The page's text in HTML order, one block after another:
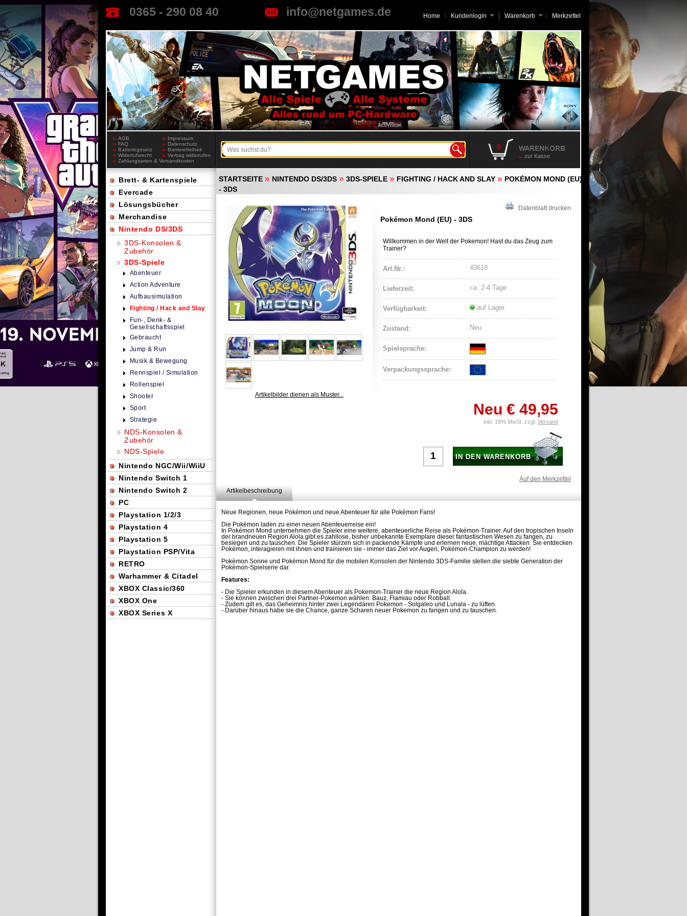
0365 - 290 08 40 info@netgames.de Home Kundenlogin Merkzettel
Warenkorb
AGB
Impressum
FAQ
Datenschutz
Batteriegesetz
Barrierefreiheit
Widerrufsrecht
Vertrag widerrufen
Zahlungsarten & Versandkosten
0
zur Kasse
STARTSEITE » NINTENDO DS/3DS » 3DS-SPIELE » FIGHTING / HACK AND SLAY » POKÉMON MOND (EU)
- 3DS
Artikelbilder dienen als Muster...
Datenblatt drucken
Pokémon Mond (EU) - 3DS
Willkommen in der Welt der Pokemon! Hast du das Zeug zum
Trainer?
Art.Nr.: 43618
Lieferzeit: ca. 2-4 Tage
Verfügbarkeit: auf Lager
Zustand: Neu
Spielsprache:
Verpackungssprache:
Neu € 49,95
inkl. 19% MwSt. zzgl. Versand
IN DEN WARENKORB
Auf den Merkzettel
Artikelbeschreibung
Neue Regionen, neue Pokémon und neue Abenteuer für alle Pokémon Fans!
Die Pokémon laden zu einer neuen Abenteuerreise ein!
In Pokémon Mond unternehmen die Spieler eine weitere, abenteuerliche Reise als Pokémon-Trainer. Auf den tropischen Inseln
der brandneuen Region Alola gibt es zahllose, bisher unbekannte Exemplare dieser fantastischen Wesen zu fangen, zu
besiegen und zu tauschen. Die Spieler stürzen sich in packende Kämpfe und erlernen neue, mächtige Attacken. Sie entdecken
Pokémon, interagieren mit ihnen und trainieren sie - immer das Ziel vor Augen, Pokémon-Champion zu werden!
Pokémon Sonne und Pokémon Mond für die mobilen Konsolen der Nintendo 3DS-Familie stellen die siebte Generation der
Pokémon-Spielserie dar.
Features:
- Die Spieler erkunden in diesem Abenteuer als Pokemon-Trainer die neue Region Alola.
- Sie können zwischen drei Partner-Pokemon wählen: Bauz, Flamiau oder Robball.
- Zudem gilt es, das Geheimnis hinter zwei Legendären Pokemon - Solgaleo und Lunala - zu lüften.
- Darüber hinaus habe sie die Chance, ganze Scharen neuer Pokemon zu fangen und zu tauschen.
Brett- & Kartenspiele
Evercade
Lösungsbücher
Merchandise
Nintendo DS/3DS
3DS-Konsolen &
Zubehör
3DS-Spiele
Abenteuer
Action Adventure
Aufbausimulation
Fighting / Hack and Slay
Fun-, Denk- &
Gesellschaftsspiel
Gebraucht
Jump & Run
Musik & Bewegung
Rennspiel / Simulation
Rollenspiel
Shooter
Sport
Strategie
NDS-Konsolen &
Zubehör
NDS-Spiele
Nintendo NGC/Wii/WiiU
Nintendo Switch 1
Nintendo Switch 2
PC
Playstation 1/2/3
Playstation 4
Playstation 5
Playstation PSP/Vita
RETRO
Warhammer & Citadel
XBOX Classic/360
XBOX One
XBOX Series X